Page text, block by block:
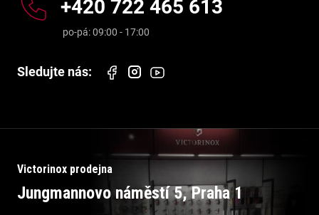
+420 722 465 613
Victorinox prodejna
Jungmannovo náměstí 5, Praha 1